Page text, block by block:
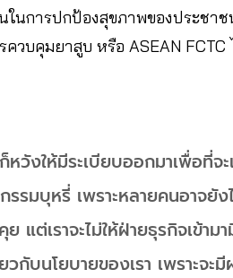
นการปกป้องสุขภาพของประชาช
วบคุมยาสูบ หรือ ASEAN FCTC
วังให้มีระเบียบออกมาเพื่อที่จะ
รมบุหรี่ เพราะหลายคนอาจยัง
แต่เราจะไม่ให้ฝ่ายธุรกิจเข้า
กับนโยบายของเรา เพราะจะ